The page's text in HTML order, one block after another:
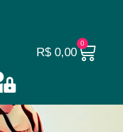
R$0,00
0